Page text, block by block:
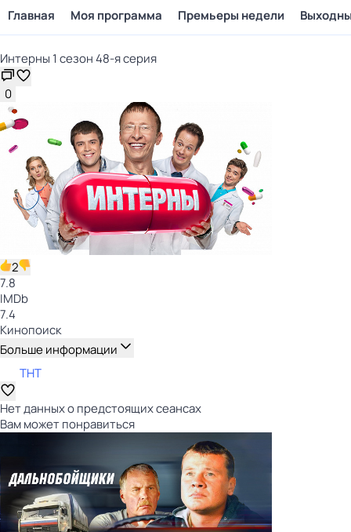
Главная Моя программа Премьеры недели
Интерны 1 сезон 48-я серия
0
2
7.8
IMDb
7.4
Кинопоиск
Больше информации
ТНТ
Нет данных о предстоящих сеансах
Вам может понравиться